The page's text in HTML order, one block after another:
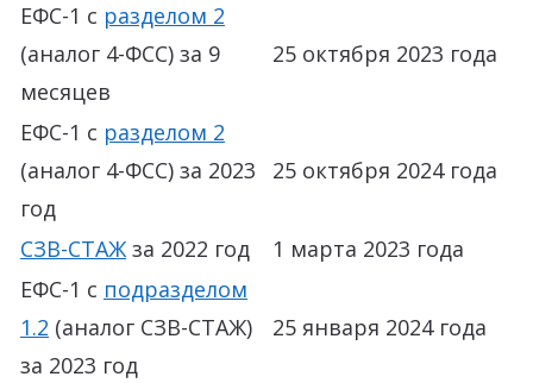
ЕФС-1 с разделом 2
(аналог 4-ФСС) за 9
месяцев
25 октября 2023 года
ЕФС-1 с разделом 2
(аналог 4-ФСС) за 2023
год
25 октября 2024 года
СЗВ-СТАЖ за 2022 год
1 марта 2023 года
ЕФС-1 с подразделом
1.2 (аналог СЗВ-СТАЖ)
за 2023 год
25 января 2024 года